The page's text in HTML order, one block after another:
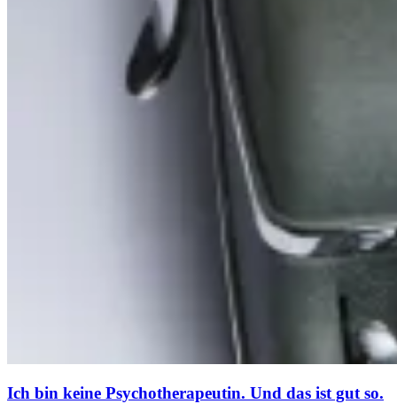
Ich bin keine Psychotherapeutin. Und das ist gut so.